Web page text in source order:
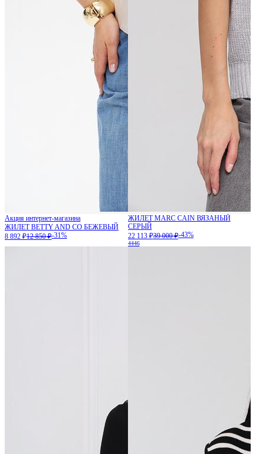
Акция интернет-магазина
ЖИЛЕТ BETTY AND CO БЕЖЕВЫЙ
8 892 ₽12 850 ₽-31%
ЖИЛЕТ MARC CAIN ВЯЗАНЫЙ
СЕРЫЙ
22 113 ₽39 000 ₽-43%
4446